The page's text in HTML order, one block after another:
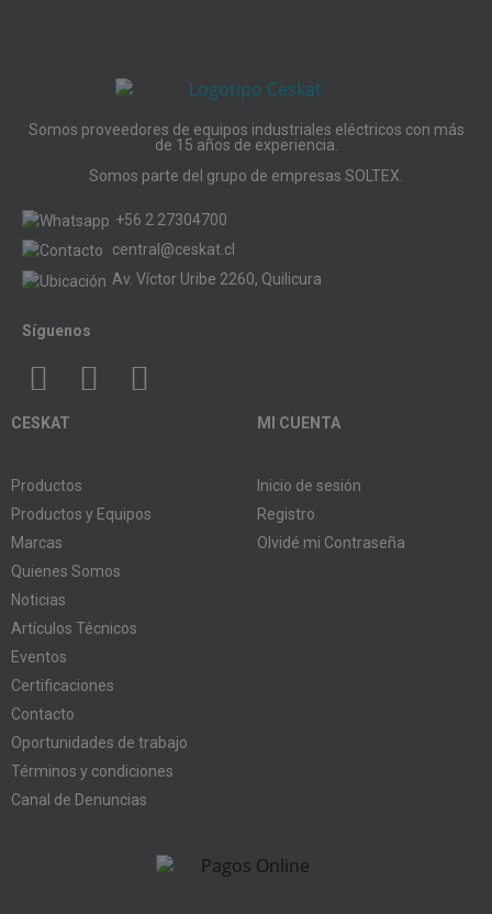
Somos proveedores de equipos industriales eléctricos con más
de 15 años de experiencia.
Somos parte del grupo de empresas SOLTEX.
+56 2 27304700
central@ceskat.cl
Av. Víctor Uribe 2260, Quilicura
Síguenos
CESKAT
Productos
Productos y Equipos
Marcas
Quienes Somos
Noticias
Artículos Técnicos
Eventos
Certificaciones
Contacto
Oportunidades de trabajo
Términos y condiciones
Canal de Denuncias
MI CUENTA
Inicio de sesión
Registro
Olvidé mi Contraseña